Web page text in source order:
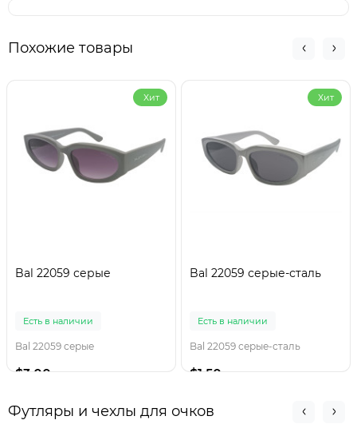
Похожие товары
Хит
Bal 22059 серые
Есть в наличии
Bal 22059 серые
$3.00
Хит
Bal 22059 серые-сталь
Есть в наличии
Bal 22059 серые-сталь
$1.50
Футляры и чехлы для очков